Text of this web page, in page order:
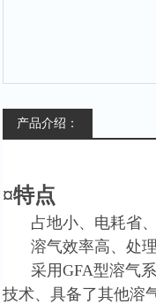
产品介绍：
¤特点
占地小、电耗省
溶气效率高、处
采用GFA型溶气
技术、具备了其他溶